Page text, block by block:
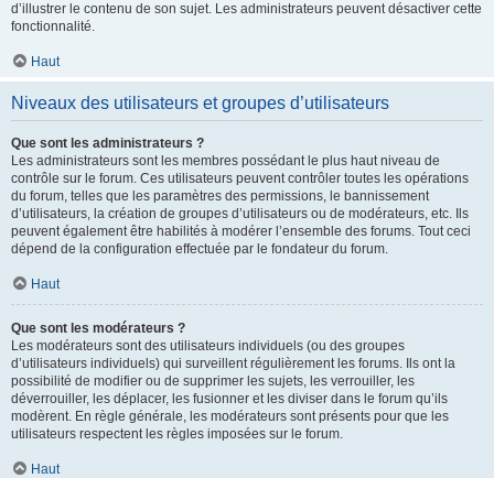
d’illustrer le contenu de son sujet. Les administrateurs peuvent désactiver cette
fonctionnalité.
Haut
Niveaux des utilisateurs et groupes d’utilisateurs
Que sont les administrateurs ?
Les administrateurs sont les membres possédant le plus haut niveau de
contrôle sur le forum. Ces utilisateurs peuvent contrôler toutes les opérations
du forum, telles que les paramètres des permissions, le bannissement
d’utilisateurs, la création de groupes d’utilisateurs ou de modérateurs, etc. Ils
peuvent également être habilités à modérer l’ensemble des forums. Tout ceci
dépend de la configuration effectuée par le fondateur du forum.
Haut
Que sont les modérateurs ?
Les modérateurs sont des utilisateurs individuels (ou des groupes
d’utilisateurs individuels) qui surveillent régulièrement les forums. Ils ont la
possibilité de modifier ou de supprimer les sujets, les verrouiller, les
déverrouiller, les déplacer, les fusionner et les diviser dans le forum qu’ils
modèrent. En règle générale, les modérateurs sont présents pour que les
utilisateurs respectent les règles imposées sur le forum.
Haut